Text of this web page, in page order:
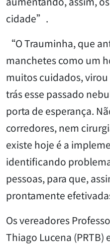
cidade”.
“O Trauminha, que
manchetes como um
muitos cuidados,
trás esse passado
porta de esperança.
corredores, nem
existe hoje é a
identificando
pessoas, para que,
prontamente
Os vereadores
Thiago Lucena (PRTB)